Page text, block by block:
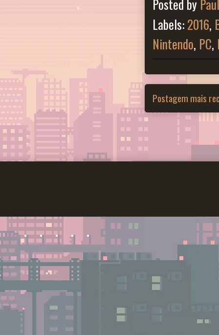
Posted by
Labels:2016,
Nintendo, PC,
Postagem mais